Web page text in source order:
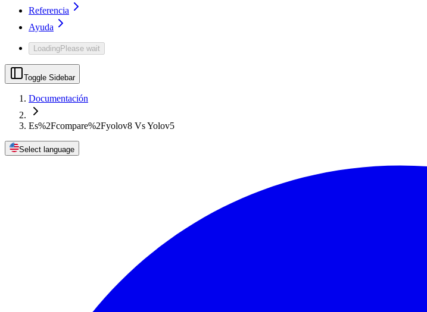
Referencia
Ayuda
LoadingPlease wait
Toggle Sidebar
Documentación
Es%2Fcompare%2Fyolov8 Vs Yolov5
Select language